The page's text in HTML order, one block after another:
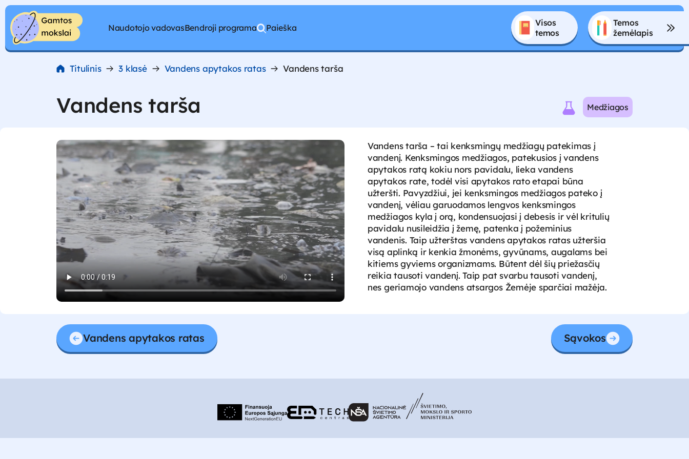
Pereiti prie turinio
Naudotojo vadovasBendroji programa Paieška
Visos
temos
Temos
žemėlapis
Pereiti prie turinio
Titulinis 3 klasė Vandens apytakos ratas Vandens tarša
Vandens tarša Medžiagos
Vandens tarša – tai kenksmingų medžiagų patekimas į
vandenį. Kenksmingos medžiagos, patekusios į vandens
apytakos ratą kokiu nors pavidalu, lieka vandens
apytakos rate, todėl visi apytakos rato etapai būna
užteršti. Pavyzdžiui, jei kenksmingos medžiagos pateko į
vandenį, vėliau garuodamos lengvos kenksmingos
medžiagos kyla į orą, kondensuojasi į debesis ir vėl kritulių
pavidalu nusileidžia į žemę, patenka į požeminius
vandenis. Taip užterštas vandens apytakos ratas užteršia
visą aplinką ir kenkia žmonėms, gyvūnams, augalams bei
kitiems gyviems organizmams. Būtent dėl šių priežasčių
reikia tausoti vandenį. Taip pat svarbu tausoti vandenį,
nes geriamojo vandens atsargos Žemėje sparčiai mažėja.
Vandens apytakos ratas Sąvokos